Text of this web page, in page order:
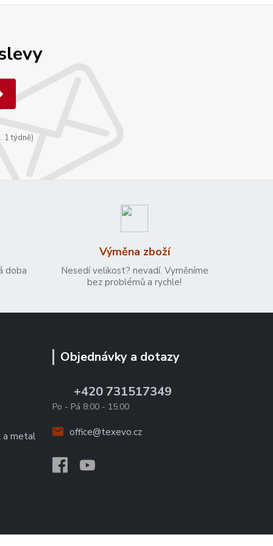
1 týdně)
doba
Výměna zboží
Nesedí velikost? nevadí. Vyměníme
bez problémů a rychle!
a metal
Objednávky a dotazy
+420 731517349
Po - Pá 8:00 - 15:00
office@texevo.cz